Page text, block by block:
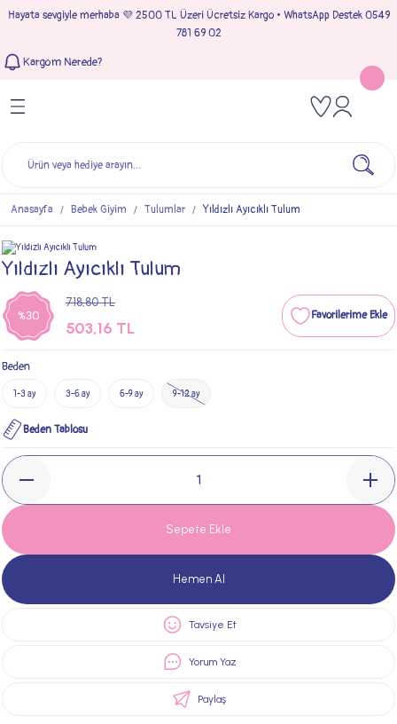
Hayata sevgiyle merhaba 💜 2500 TL Üzeri Ücretsiz Kargo • WhatsApp Destek 0549
781 69 02
Kargom Nerede?
Geri Dön
Geri Dön
Geri Dön
Geri Dön
Anasayfa Bebek Giyim Tulumlar Yıldızlı Ayıcıklı Tulum
Yıldızlı Ayıcıklı Tulum
%30
718,80 TL
503,16 TL
Beden
1-3 ay 3-6 ay 6-9 ay 9-12 ay
Beden Tablosu
Sepete Ekle
Hemen Al
Tavsiye Et
Yorum Yaz
Paylaş